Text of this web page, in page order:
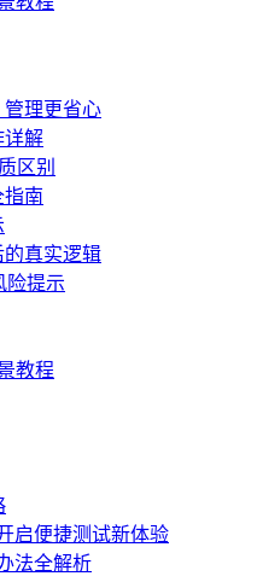
理更省心
详解
区别
指南
的真实逻辑
险提示
教程
启便捷测试新体验
法全解析